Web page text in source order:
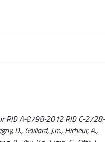
RID A-8798-2012 RID C-2728-
D., Gaillard, J.m., Hicheur, A.,